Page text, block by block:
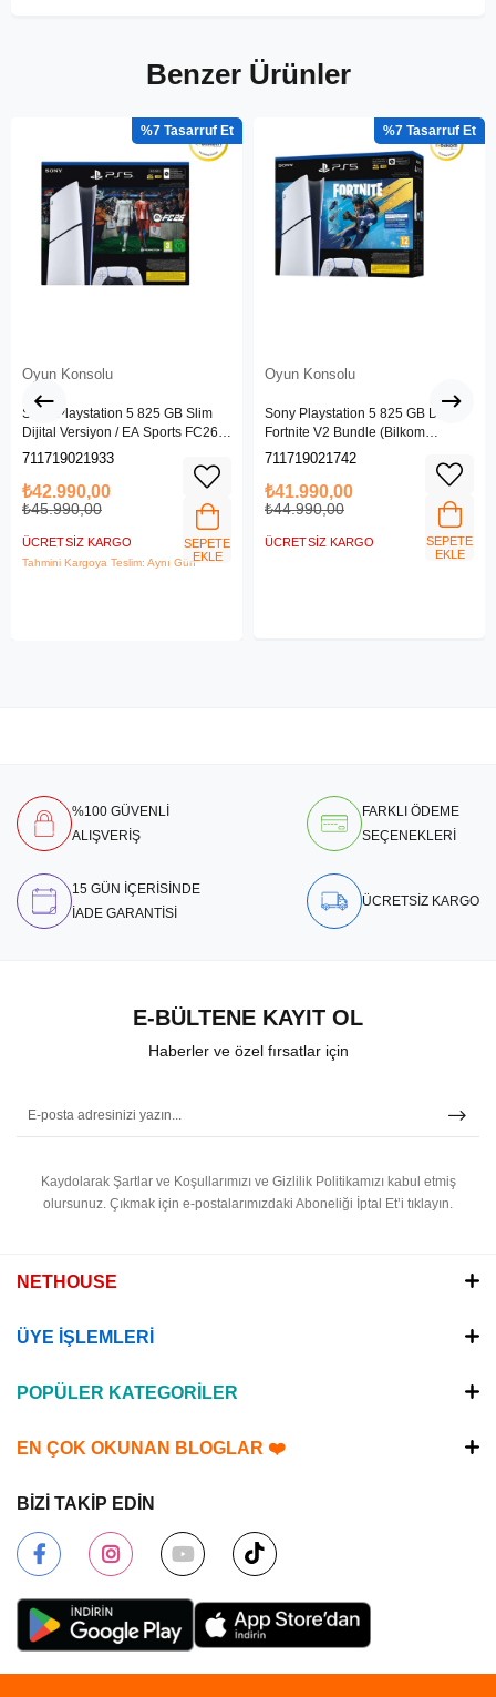
Benzer Ürünler
Oyun Konsolu
Sony Playstation 5 825 GB Slim
Dijital Versiyon / EA Sports FC26
(Bilkom Garantili)
711719021933
₺42.990,00
₺45.990,00
ÜCRETSIZ KARGO
Tahmini Kargoya Teslim: Aynı Gün
%7
SEPETE
EKLE
Oyun Konsolu
Sony Playstation 5 825 GB Dijital
Fortnite V2 Bundle (Bilkom
Garantili)
711719021742
₺41.990,00
₺44.990,00
ÜCRETSIZ KARGO
%7
SEPETE
EKLE
%100 GÜVENLİ
ALIŞVERİŞ
FARKLI ÖDEME
SEÇENEKLERİ
15 GÜN İÇERİSİNDE
İADE GARANTİSİ
ÜCRETSİZ KARGO
E-BÜLTENE KAYIT OL
Haberler ve özel fırsatlar için
Kaydolarak Şartlar ve Koşullarımızı ve Gizlilik Politikamızı kabul etmiş
olursunuz. Çıkmak için e-postalarımızdaki Aboneliği İptal Et’i tıklayın.
NETHOUSE
ÜYE İŞLEMLERİ
POPÜLER KATEGORİLER
EN ÇOK OKUNAN BLOGLAR ❤️
BİZİ TAKİP EDİN